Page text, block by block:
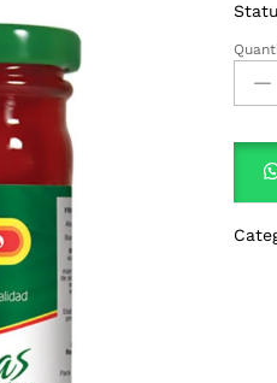
125Gr